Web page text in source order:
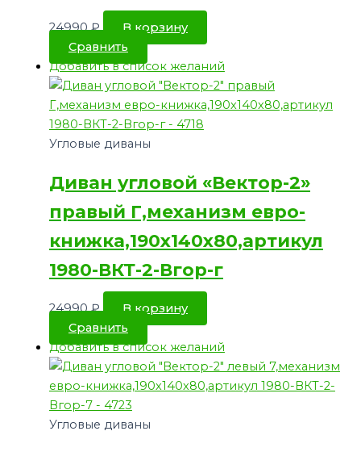
24990₽
В корзину
Сравнить
Добавить в список желаний
Угловые диваны
Диван угловой «Вектор-2»
правый Г,механизм евро-
книжка,190х140х80,артикул
1980-ВКТ-2-Вгор-г
24990₽
В корзину
Сравнить
Добавить в список желаний
Угловые диваны